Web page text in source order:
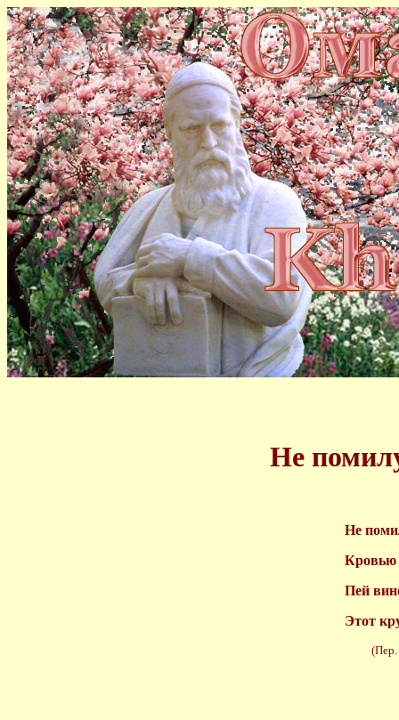
Не
Не
Кровью
Пей
Этот
(Пер.